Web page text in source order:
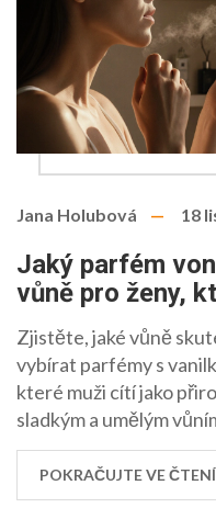
Jana Holubová 18
Jaký parfém
vůně pro ženy,
mají rádi
Zjistěte, jaké vůně
vybírat parfémy s
které muži cítí jako
sladkým a umělým
POKRAČUJTE VE ČTENÍ